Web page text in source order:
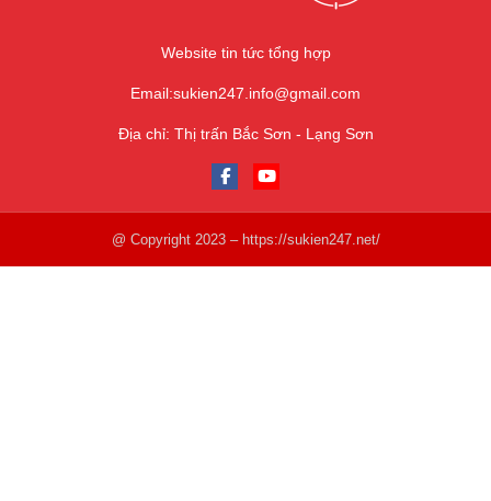
Website tin tức tổng hợp
Email:sukien247.info@gmail.com
Địa chỉ: Thị trấn Bắc Sơn - Lạng Sơn
@ Copyright 2023 – https://sukien247.net/